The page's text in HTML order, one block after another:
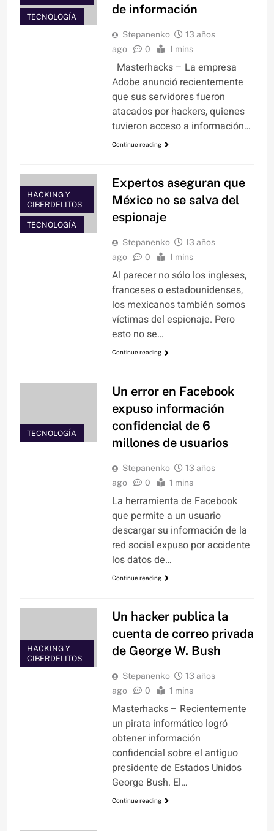
TECNOLOGÍA
de información
Stepanenko
13 años
ago
0 1 mins
Masterhacks – La empresa
Adobe anunció recientemente
que sus servidores fueron
atacados por hackers, quienes
tuvieron acceso a información…
Continue reading
HACKING Y
CIBERDELITOS
TECNOLOGÍA
Expertos aseguran que
México no se salva del
espionaje
Stepanenko
13 años
ago
0 1 mins
Al parecer no sólo los ingleses,
franceses o estadounidenses,
los mexicanos también somos
víctimas del espionaje. Pero
esto no se…
Continue reading
TECNOLOGÍA
Un error en Facebook
expuso información
confidencial de 6
millones de usuarios
Stepanenko
13 años
ago
0 1 mins
La herramienta de Facebook
que permite a un usuario
descargar su información de la
red social expuso por accidente
los datos de…
Continue reading
HACKING Y
CIBERDELITOS
Un hacker publica la
cuenta de correo privada
de George W. Bush
Stepanenko
13 años
ago
0 1 mins
Masterhacks – Recientemente
un pirata informático logró
obtener información
confidencial sobre el antiguo
presidente de Estados Unidos
George Bush. El…
Continue reading